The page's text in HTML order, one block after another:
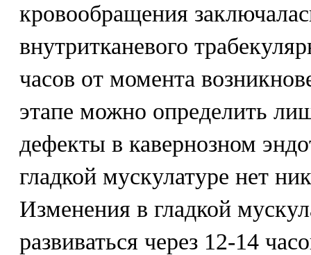
кровообращения
внутритканевого
часов от момента
этапе можно определить
дефекты в кавернозном
гладкой мускулатуре нет
Изменения в гладкой
развиваться через 12-14